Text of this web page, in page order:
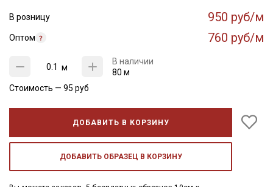
В розницу 950 руб/м
Оптом 760 руб/м
м
В наличии
80 м
Стоимость — 95 руб
ДОБАВИТЬ В КОРЗИНУ
ДОБАВИТЬ ОБРАЗЕЦ В КОРЗИНУ